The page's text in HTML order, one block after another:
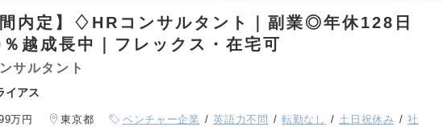
間内定】♢HRコンサルタント｜副業◎年休128日
％越成長中｜フレックス・在宅可
サルタント
イアス
万円 東京都 ベンチャー企業 英語力不問 転勤なし 土日祝休み
社